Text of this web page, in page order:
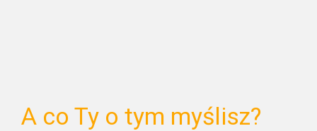
A co Ty o tym myślisz?